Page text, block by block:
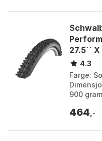
27.5´´
4.3
Farge:
900
464 ,-